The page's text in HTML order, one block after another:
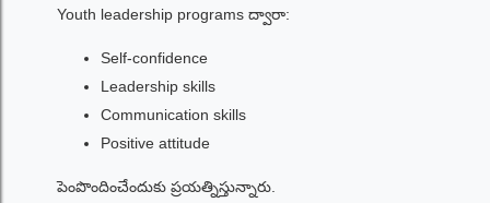
Youth leadership programs ద్వారా:
Self-confidence
Leadership skills
Communication skills
Positive attitude
పెంపొందించేందుకు ప్రయత్నిస్తున్నారు.